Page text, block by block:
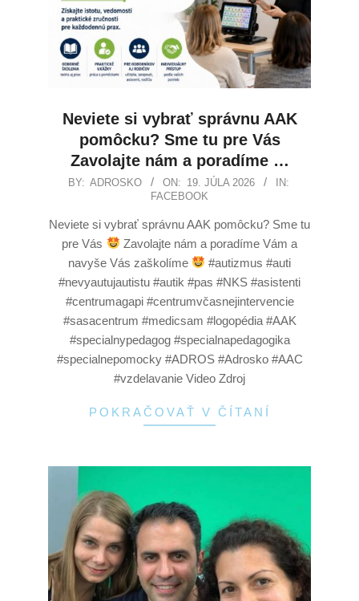
Neviete si vybrať správnu AAK
pomôcku? Sme tu pre Vás
Zavolajte nám a poradíme …
BY: ADROSKO ON: 19. JÚLA 2026
IN:
FACEBOOK
Neviete si vybrať správnu AAK pomôcku? Sme tu
pre Vás
Zavolajte nám a poradíme Vám a
navyše Vás zaškolíme
#autizmus #auti
#nevyautujautistu #autik #pas #NKS #asistenti
#centrumagapi #centrumvčasnejintervencie
#sasacentrum #medicsam #logopédia #AAK
#specialnypedagog #specialnapedagogika
#specialnepomocky #ADROS #Adrosko #AAC
#vzdelavanie Video Zdroj
POKRAČOVAŤ V ČÍTANÍ